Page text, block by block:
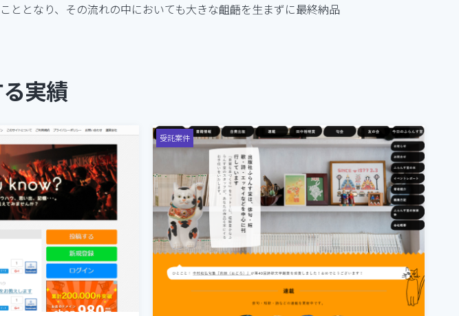
ととなり、その流れの中においても大きな齟齬を生まずに最終納品
実績
受託案件